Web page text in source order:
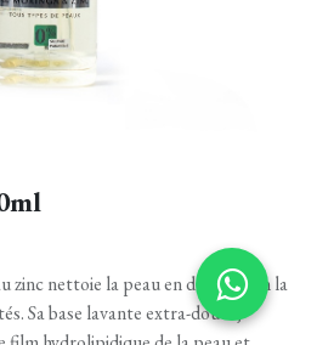
zinc nettoie la peau en douceur en la
Sa base lavante extra-douce,